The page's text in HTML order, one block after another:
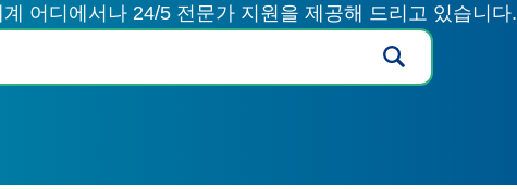
어디에서나 24/5 전문가 지원을 제공해 드리고 있습니다.